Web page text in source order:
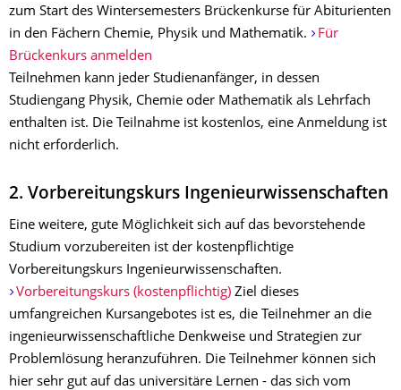
zum Start des Wintersemesters Brückenkurse für Abiturienten
in den Fächern Chemie, Physik und Mathematik.
Für
Brückenkurs anmelden
Teilnehmen kann jeder Studienanfänger, in dessen
Studiengang Physik, Chemie oder Mathematik als Lehrfach
enthalten ist. Die Teilnahme ist kostenlos, eine Anmeldung ist
nicht erforderlich.
2. Vorbereitungskurs Ingenieurwissenschaften
Eine weitere, gute Möglichkeit sich auf das bevorstehende
Studium vorzubereiten ist der kostenpflichtige
Vorbereitungskurs Ingenieurwissenschaften.
Vorbereitungskurs (kostenpflichtig) Ziel dieses
umfangreichen Kursangebotes ist es, die Teilnehmer an die
ingenieurwissenschaftliche Denkweise und Strategien zur
Problemlösung heranzuführen. Die Teilnehmer können sich
hier sehr gut auf das universitäre Lernen - das sich vom